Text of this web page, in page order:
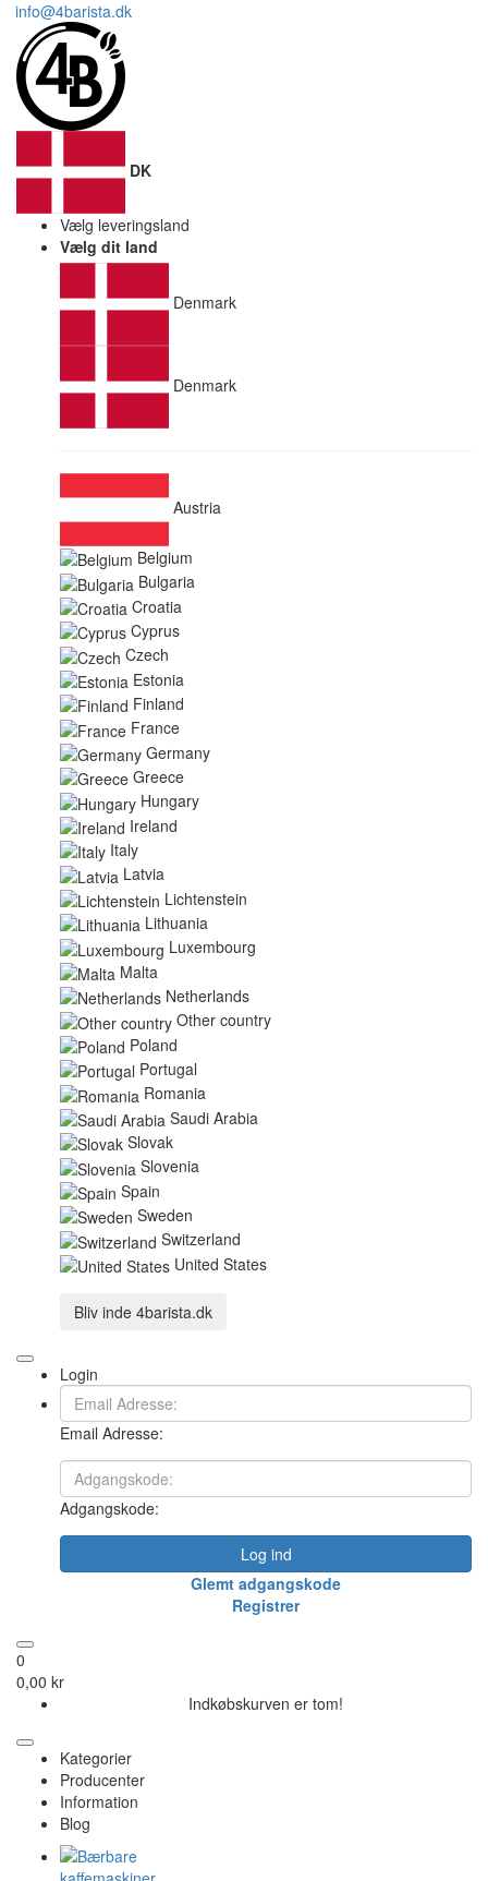
info@4barista.dk
DK
Vælg leveringsland
Vælg dit land
Denmark
Denmark
Austria
Belgium
Bulgaria
Croatia
Cyprus
Czech
Estonia
Finland
France
Germany
Greece
Hungary
Ireland
Italy
Latvia
Lichtenstein
Lithuania
Luxembourg
Malta
Netherlands
Other country
Poland
Portugal
Romania
Saudi Arabia
Slovak
Slovenia
Spain
Sweden
Switzerland
United States
Bliv inde 4barista.dk
Login
Email Adresse:
Adgangskode:
Log ind
Glemt adgangskode
Registrer
0
0,00 kr
Indkøbskurven er tom!
Kategorier
Producenter
Information
Blog